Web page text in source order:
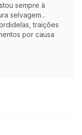
sempre à
selvagem...
traições
por causa